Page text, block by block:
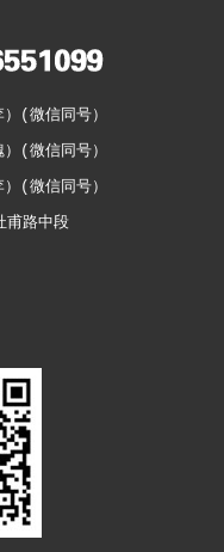
(微信同号）
(微信同号）
(微信同号）
甫路中段